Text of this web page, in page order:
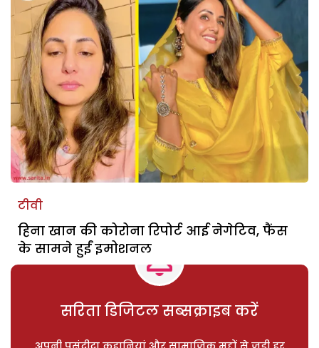
टीवी
हिना खान की कोरोना रिपोर्ट आई नेगेटिव, फैंस
के सामने हुईं इमोशनल
सरिता डिजिटल सब्सक्राइब करें